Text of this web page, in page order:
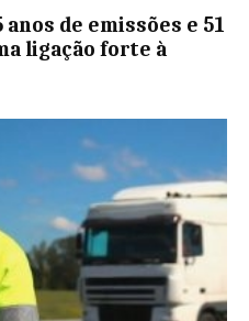
de emissões e 51
ligação forte à